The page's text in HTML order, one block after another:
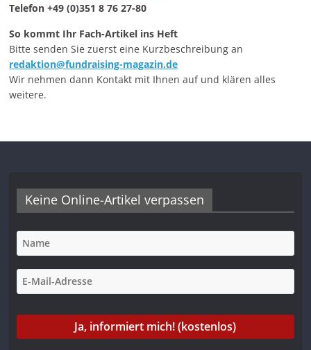
Telefon +49 (0)351 8 76 27-80
So kommt Ihr Fach-Artikel ins Heft
Bitte senden Sie zuerst eine Kurzbeschreibung an
redaktion@fundraising-magazin.de
Wir nehmen dann Kontakt mit Ihnen auf und klären alles
weitere.
Keine Online-Artikel verpassen